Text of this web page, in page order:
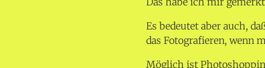
Es bedeutet aber auch,
das Fotografieren, wenn
Möglich ist